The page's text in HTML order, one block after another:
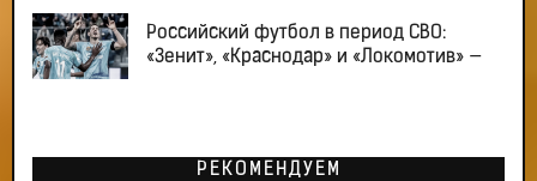
Российский футбол в период СВО:
«Зенит», «Краснодар» и «Локомотив» —
РЕКОМЕНДУЕМ